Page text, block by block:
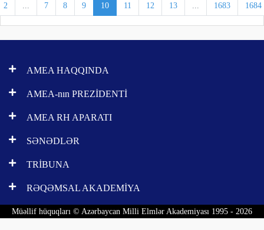
2 ... 7 8 9 10 11 12 13 ... 1683 1684
AMEA HAQQINDA
AMEA-nın PREZİDENTİ
AMEA RH APARATI
SƏNƏDLƏR
TRİBUNA
RƏQƏMSAL AKADEMİYA
Müəllif hüquqları © Azərbaycan Milli Elmlər Akademiyası 1995 - 2026